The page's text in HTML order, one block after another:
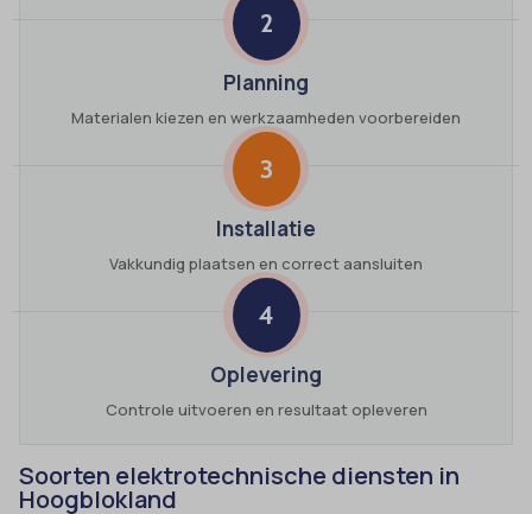
2
Planning
Materialen kiezen en werkzaamheden voorbereiden
3
Installatie
Vakkundig plaatsen en correct aansluiten
4
Oplevering
Controle uitvoeren en resultaat opleveren
Soorten elektrotechnische diensten in
Hoogblokland